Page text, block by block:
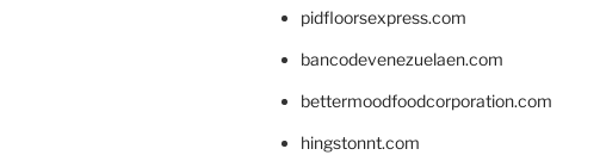
pidfloorsexpress.com
bancodevenezuelaen.com
bettermoodfoodcorporation.com
hingstonnt.com